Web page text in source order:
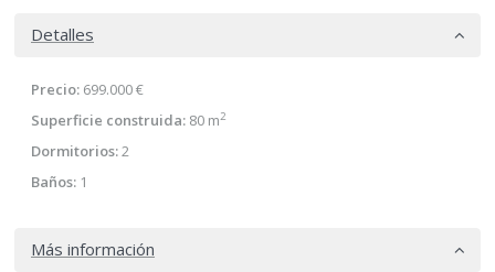
Detalles
Precio: 699.000 €
Superficie construida: 80 m2
Dormitorios:2
Baños: 1
Más información